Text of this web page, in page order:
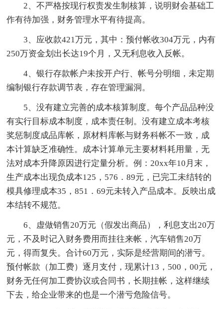
2、不严格按现行权责发生制核算，说明财会基础工
作有待加强，财务管理水平有待提高。
3、应收款421万元，其中：预付帐收304万元，内有
250万资金划出长达19个月，又无利息收入反帐。
4、银行存款帐户未按开户行、帐号分明细，未定期
编制银行存款调节表，存在管理漏洞。
5、没有建立完善的成本核算制度。每个产品品种没
有实行目标成本制度，成本责任制。没有建立成本考核
奖惩制度成品库帐，原材料库帐与财务科帐不一致，成
本计算缺乏准确性。成本计算单元主要材料耗用量，无
法对成本升降原因进行定量分析。例：20xx年10月末，
生产成本出现负成本125，576．89元，已完工未结转的
模具修理成本35，851．69元未转入产品成本。反映出成
本结转不规范。
6、虚做销售20万元（假发出商品），利息支出20万
元，不及时记入财务费用而挂往来帐，汽车销售20万
元，得而复失。合计60万元，实际是经营期间的潜亏。
预付帐款（加工费）逐月支付，现累计13，500，00元，
财务无任何加工费协议或合同书，长期挂帐，这样继续
下去，给企业带来的也是一个潜亏危险信号。